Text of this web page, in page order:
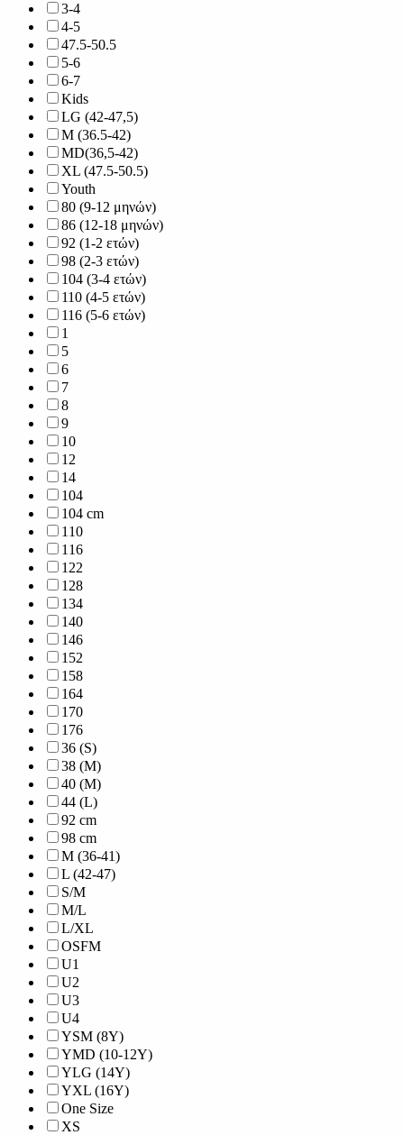
3-4
4-5
47.5-50.5
5-6
6-7
Kids
LG (42-47,5)
M (36.5-42)
MD(36,5-42)
XL (47.5-50.5)
Youth
80 (9-12 μηνών)
86 (12-18 μηνών)
92 (1-2 ετών)
98 (2-3 ετών)
104 (3-4 ετών)
110 (4-5 ετών)
116 (5-6 ετών)
1
5
6
7
8
9
10
12
14
104
104 cm
110
116
122
128
134
140
146
152
158
164
170
176
36 (S)
38 (M)
40 (M)
44 (L)
92 cm
98 cm
M (36-41)
L (42-47)
S/M
M/L
L/XL
OSFM
U1
U2
U3
U4
YSM (8Y)
YMD (10-12Y)
YLG (14Y)
YXL (16Y)
One Size
XS